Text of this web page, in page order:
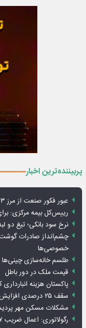
پربیننده‌ترین اخبار
عبور فکور صنعت از مرز ۵۳ همت درآمد
رییس‌کل بیمه مرکزی:
نرخ سود بانکی؛ تیغ دو
چشم‌انداز صادرات گوشت
خصوصی‌ها
طلسم خانه‌سازی
قیمت ملک در دور باطل
پاکستان هزینه انبارداری
سقف ۲۵ درصدی افزایش اجاره‌بها رعایت نمی‌شود
مشکلات مسکن مهر پردیس پس از ۱۸
رگولاتوری: اعمال ضریب ۲.۷ برای اینترنت بین‌الملل صحت ندارد